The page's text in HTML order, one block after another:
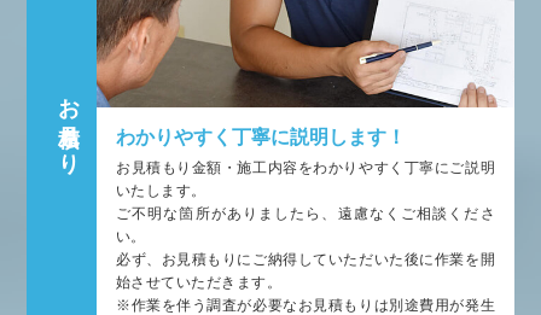
お見積もり わかりやすく丁寧に説明します！
お見積もり金額・施工内容をわかりやすく丁寧にご説明
いたします。
ご不明な箇所がありましたら、遠慮なくご相談くださ
い。
必ず、お見積もりにご納得していただいた後に作業を開
始させていただきます。
※作業を伴う調査が必要なお見積もりは別途費用が発生